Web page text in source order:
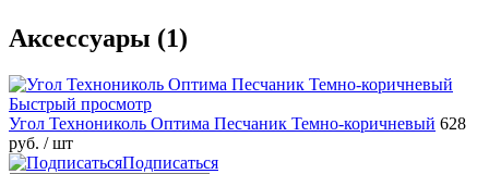
Аксессуары (1)
Быстрый просмотр
Угол Технониколь Оптима Песчаник Темно-коричневый 628
руб. / шт
Подписаться